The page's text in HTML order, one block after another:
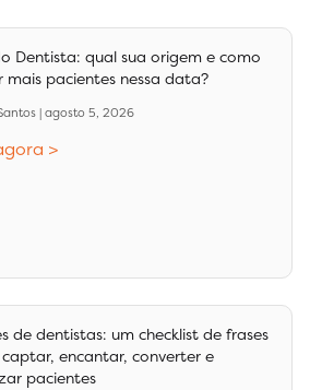
Dentista: qual sua origem e como
mais pacientes nessa data?
agosto 5, 2026
>
de dentistas: um checklist de frases
encantar, converter e
pacientes